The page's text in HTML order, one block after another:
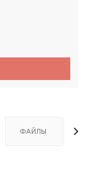
ФАЙЛЫ